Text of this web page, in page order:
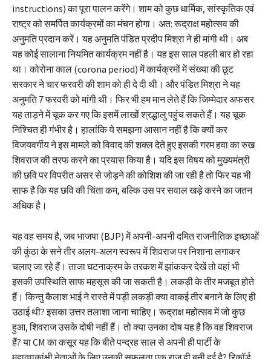
instructions) का पूरा पालन करेंगे। शाम को कुछ धार्मिक, सांस्कृतिक एवं
राष्ट्र को समर्पित कार्यक्रमों का मंचन होगा। अत: रूद्राक्ष महोत्सव की
अनुमति प्रदान करें। यह अनुमति पंडित प्रदीप मिश्रा ने ही मांगी थी। अब
यह कोई सालाना नियमित कार्यक्रम नहीं है। यह इस साल पहली बार हो रहा
था। कोरोना काल (corona period) में कार्यक्रमों में संख्या की छूट
सरकार ने चार फरवरी की शाम को ही दे दी थी। और पंडित मिश्रा ने यह
अनुमति 7 फरवरी को मांगी थी। फिर भी हम मान लेते हैं कि जिम्मेदार अफसर
यह ताड़ने में चूक कर गए कि इसमें लाखों श्रद्धालु पहुंच सकते हैं। यह चूक
निश्चित ही गंभीर है। हालांकि ये समझना आसान नहीं है कि क्यों कर
विजयवर्गीय ने इस मामले को विवाद की शक्ल देते हुए इसकी गरम हवा का रुख
शिवराज की तरफ करने का प्रयास किया है। यदि इस विषय को मुख्यमंत्री
की छवि पर विपरीत असर से जोड़ने की कोशिश की जा रही है तो फिर यह भी
साफ है कि यह छवि की चिंता कम, बल्कि उस पर सवाल खड़े करने का जतन
अधिक है।
यह वह समय है, जब भाजपा (BJP) में अपनी-अपनी दमित राजनीतिक इच्छाओं
की कुंठा के सने तीर अलग-अलग स्वरूप में शिवराज पर निशाना लगाकर
चलाए जा रहे हैं। ताजा घटनाक्रम के तरकश में झांककर देखें तो वहां भी
इसकी उपस्थिति साफ महसूस की जा सकती है। लकड़ी के तीर मजबूत होते
हैं। किन्तु कैलाश भाई ने रास्ते में पड़ी लकड़ी क्या वाकई तीर बनाने के लिए ही
उठाई थी? इसका उत्तर तलाशा जाना चाहिए। रूद्राक्ष महोत्सव में जो कुछ
हुआ, शिवराज उसके दोषी नहीं हैं। तो क्या उनका दोष यह है कि वह शिवराज
हैं? या CM का कसूर यह कि बीते पन्द्रह साल से अपनी ही पार्टी के